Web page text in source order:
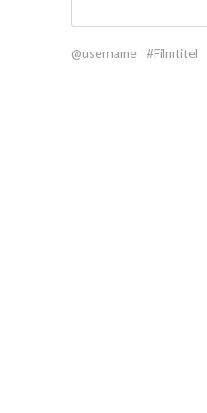
@username #Filmtitel